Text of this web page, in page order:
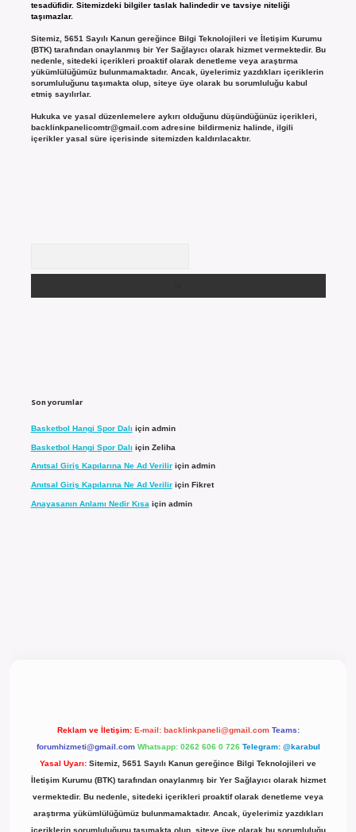
tesadüfidir. Sitemizdeki bilgiler taslak halindedir ve tavsiye niteliği
taşımazlar.
Sitemiz, 5651 Sayılı Kanun gereğince Bilgi Teknolojileri ve İletişim Kurumu
(BTK) tarafından onaylanmış bir Yer Sağlayıcı olarak hizmet vermektedir. Bu
nedenle, sitedeki içerikleri proaktif olarak denetleme veya araştırma
yükümlülüğümüz bulunmamaktadır. Ancak, üyelerimiz yazdıkları içeriklerin
sorumluluğunu taşımakta olup, siteye üye olarak bu sorumluluğu kabul
etmiş sayılırlar.
Hukuka ve yasal düzenlemelere aykırı olduğunu düşündüğünüz içerikleri,
backlinkpanelicomtr@gmail.comadresine bildirmeniz halinde, ilgili
içerikler yasal süre içerisinde sitemizden kaldırılacaktır.
Son yorumlar
Basketbol Hangi Spor Dalı için admin
Basketbol Hangi Spor Dalı için Zeliha
Anıtsal Giriş Kapılarına Ne Ad Veriliriçin admin
Anıtsal Giriş Kapılarına Ne Ad Veriliriçin Fikret
Anayasanın Anlamı Nedir Kısa için admin
Reklam ve İletişim: E-mail: backlinkpaneli@gmail.com Teams:
forumhizmeti@gmail.com Whatsapp: 0262 606 0 726 Telegram: @karabul
Yasal Uyarı: Sitemiz, 5651 Sayılı Kanun gereğince Bilgi Teknolojileri ve
İletişim Kurumu (BTK) tarafından onaylanmış bir Yer Sağlayıcı olarak hizmet
vermektedir. Bu nedenle, sitedeki içerikleri proaktif olarak denetleme veya
araştırma yükümlülüğümüz bulunmamaktadır. Ancak, üyelerimiz yazdıkları
içeriklerin sorumluluğunu taşımakta olup, siteye üye olarak bu sorumluluğu